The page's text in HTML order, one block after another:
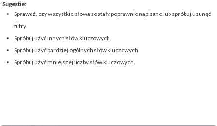
Sugestie:
Sprawdź, czy wszystkie słowa zostały poprawnie napisane lub spróbuj usunąć
filtry.
Spróbuj użyć innych słów kluczowych.
Spróbuj użyć bardziej ogólnych słów kluczowych.
Spróbuj użyć mniejszej liczby słów kluczowych.